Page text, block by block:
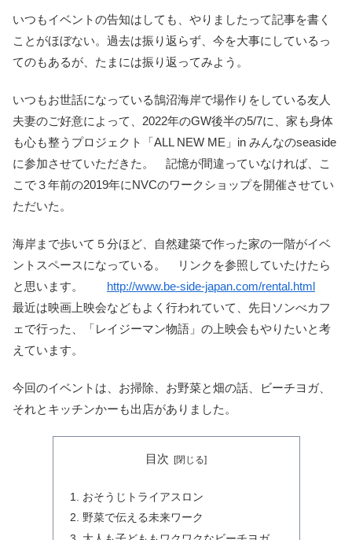
いつもイベントの告知はしても、やりましたって記事を書く
ことがほぼない。過去は振り返らず、今を大事にしているっ
てのもあるが、たまには振り返ってみよう。
いつもお世話になっている鵠沼海岸で場作りをしている友人
夫妻のご好意によって、2022年のGW後半の5/7に、家も身体
も心も整うプロジェクト「ALL NEW ME」in みんなのseaside
に参加させていただきた。 記憶が間違っていなければ、こ
こで３年前の2019年にNVCのワークショップを開催させてい
ただいた。
海岸まで歩いて５分ほど、自然建築で作った家の一階がイベ
ントスペースになっている。 リンクを参照していたけたら
と思います。 http://www.be-side-japan.com/rental.html
最近は映画上映会などもよく行われていて、先日ソンべカフ
ェで行った、「レイジーマン物語」の上映会もやりたいと考
えています。
今回のイベントは、お掃除、お野菜と畑の話、ビーチヨガ、
それとキッチンかーも出店がありました。
目次
おそうじトライアスロン
野菜で伝える未来ワーク